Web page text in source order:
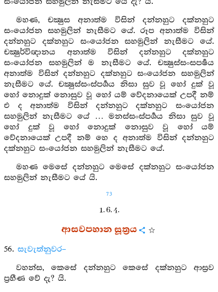
මහණ, චක්‍ෂුස අනාත්ම විසින් දන්නහුට දක්නහුට
සංයෝජන සහමුලින් නැසීමට යේ. රූප අනාත්ම විසින්
දන්නහුට දක්නහුට සංයෝජන සහමුලින් නැසීමට යේ.
චක්‍ෂුර්විඥානය අනාත්ම විසින් දන්නහුට දක්නහුට
සංයෝජන සහමුලින් ම නැසීමට යේ. චක්‍ෂුස්සංසපර්‍ෂය
අනාත්ම විසින් දන්නහුට දක්නහුට සංයෝජන සහමුලින්
නැසීමට යේ. චක්‍ෂුස්සංස්පර්‍ශය නිසා සුව වූ හෝ දුක් වූ
හෝ නොදුක් නොසුව වූ හෝ යම් වේදනායෙක් උපදී නම්
එ ද අනාත්ම විසින් දන්නහුට දක්නහුට සංයෝජන
සහමුලින් නැසීමට යේ … මනස්සංස්පර්‍ශය නිසා සුව වූ
හෝ දුක් වූ හෝ නොදුක් නොසුව වූ හෝ යම්
වේදනායෙක් උපදී නම් හෙ ද අනාත්ම විසින් දන්නහුට
දක්නහුට සංයෝජන සහමුලින් නැසීමට යේ.
මහණ මෙසේ දන්නහුට මෙසේ දක්නහුට සංයෝජන
සහමුලින් නැසීමට යේ යි.
73
1. 6. 4.
ආසවපහාන සූත්‍රය
56. සැවැත්නුවර–
වහන්ස, කෙසේ දන්නහුට කෙසේ දක්නහුට ආස්‍රව
ප්‍රහීණ වේ දැ? යි.